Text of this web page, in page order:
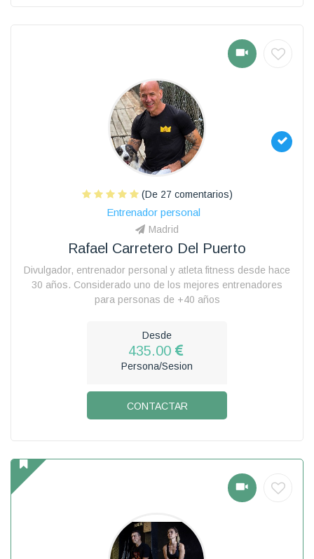
(De 27 comentarios)
Entrenador personal
Madrid
Rafael Carretero Del Puerto
Divulgador, entrenador personal y atleta fitness desde hace
30 años. Considerado uno de los mejores entrenadores
para personas de +40 años
Desde
435.00
Persona/Sesion
CONTACTAR